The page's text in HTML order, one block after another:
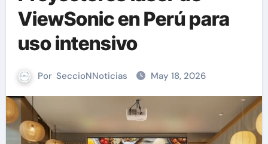
ViewSonic en Perú para
uso intensivo
Por SeccioNNoticias May 18, 2026